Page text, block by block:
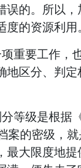
误的。所以，
的资源利用。
重要工作，
地区分、判定
等级是根据
案的密级，
最大限度地提